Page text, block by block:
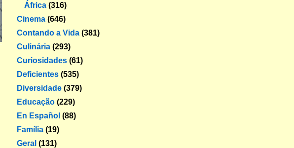
África (316)
Cinema (646)
Contando a Vida (381)
Culinária (293)
Curiosidades (61)
Deficientes (535)
Diversidade (379)
Educação (229)
En Español (88)
Família (19)
Geral (131)